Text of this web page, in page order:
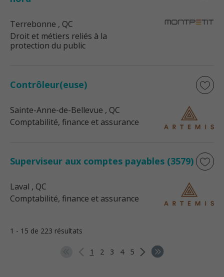
Terrebonne , QC
Droit et métiers reliés à la
protection du public
Contrôleur(euse)
Sainte-Anne-de-Bellevue , QC
Comptabilité, finance et assurance
Superviseur aux comptes payables (3579)
Laval , QC
Comptabilité, finance et assurance
1 - 15 de 223 résultats
1 2 3 4 5